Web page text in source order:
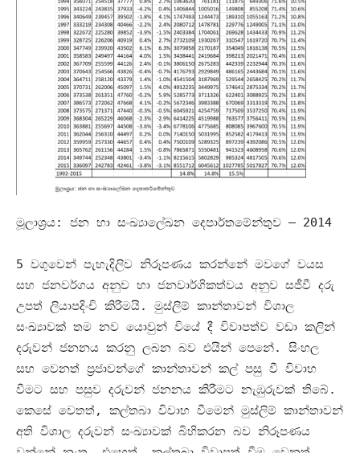
මූලාශ්‍රය: ජන හා සංඛ්‍යාලේඛන දෙපාර්තමේන්තුව – 2014
5 වගුවෙන් පැහැදිලිව නිරූපණය කරන්නේ මවගේ වයස
සහ ජනවර්ගය අනුව හා ජනවාර්ගිකත්වය අනුව සජීවී දරු
උපත් ලියාපදිංචි කිරීමයි. මුස්ලිම් කාන්තාවන් විශාල
සංඛ්‍යාවක් තම නව යොවුන් වියේ දී විවාපත්ව වඩා කලින්
දරුවන් ජනනය කරනු ලබන බව එයින් පෙනේ. සිංහල
සහ වෙනත් ප්‍රජාවන්ගේ කාන්තාවන් කල් පසු වී විවාහ
වීමට සහ පසුව දරුවන් ජනනය කිරීමට නැඹුරුවක් තිබේ .
කෙසේ වෙතත් , කල්තබා විවාහ වීමෙන් මුස්ලිම් කාන්තාවන්
අති විශාල දරුවන් සංඛ්‍යාවක් බිහිකරන බව නිරූපණය